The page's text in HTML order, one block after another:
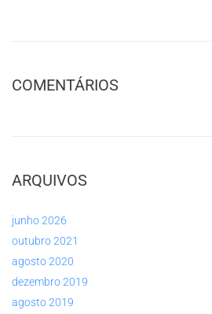
COMENTÁRIOS
ARQUIVOS
junho 2026
outubro 2021
agosto 2020
dezembro 2019
agosto 2019